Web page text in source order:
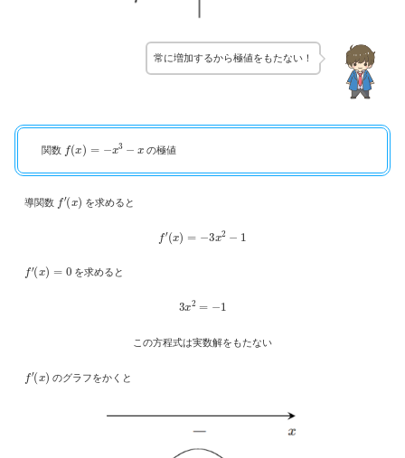
常に増加するから極値をもたない！
関数 (x = x の極値
導関数 ′(x を求めると
f′(x = 2− 1
′(x = を求めると
3 2
この方程式は実数解をもたない
′(x のグラフをかくと